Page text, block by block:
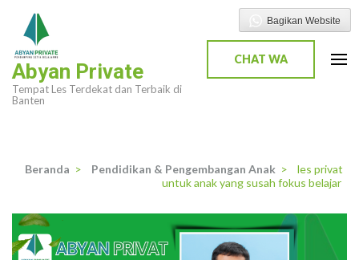
Lompat
konten
(Tekan
Enter)
Abyan Private
Tempat Les Terdekat dan Terbaik di
Banten
CHAT WA
Beranda > Pendidikan & Pengembangan Anak >
les privat
untuk anak yang susah fokus belajar
Bagikan Website